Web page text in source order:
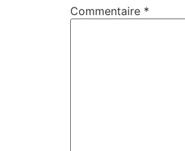
Commentaire *